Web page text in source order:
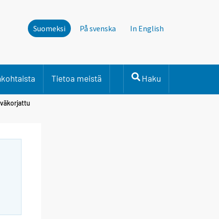
Suomeksi På svenska In English
Tietoa meistä Haku